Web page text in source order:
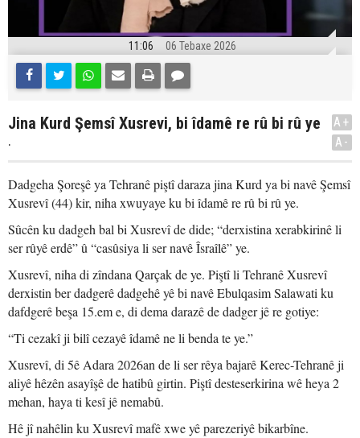
11:06 06 Tebaxe 2026
Jina Kurd Şemsî Xusrevi, bi îdamê re rû bi rû ye
.
A+
A-
Dadgeha Şoreşê ya Tehranê piştî daraza jina Kurd ya bi navê Şemsî
Xusrevî (44) kir, niha xwuyaye ku bi îdamê re rû bi rû ye.
Sûcên ku dadgeh bal bi Xusrevî de dide; “derxistina xerabkirinê li
ser rûyê erdê” û “casûsiya li ser navê Îsraîlê” ye.
Xusrevî, niha di zîndana Qarçak de ye. Piştî li Tehranê Xusrevî
derxistin ber dadgerê dadgehê yê bi navê Ebulqasim Salawati ku
dafdgerê beşa 15.em e, di dema darazê de dadger jê re gotiye:
“Ti cezakî ji bilî cezayê îdamê ne li benda te ye.”
Xusrevî, di 5ê Adara 2026an de li ser rêya bajarê Kerec-Tehranê ji
aliyê hêzên asayîşê de hatibû girtin. Piştî desteserkirina wê heya 2
mehan, haya ti kesî jê nemabû.
Hê jî nahêlin ku Xusrevî mafê xwe yê parezeriyê bikarbîne.